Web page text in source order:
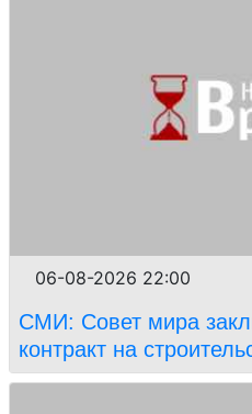
06-08-2026 22:00
СМИ: Совет мира
контракт на